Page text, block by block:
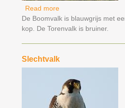
Read moreabout Torenvalk
De Boomvalk is blauwgrijs met
kop. De Torenvalk is bruiner.
Slechtvalk